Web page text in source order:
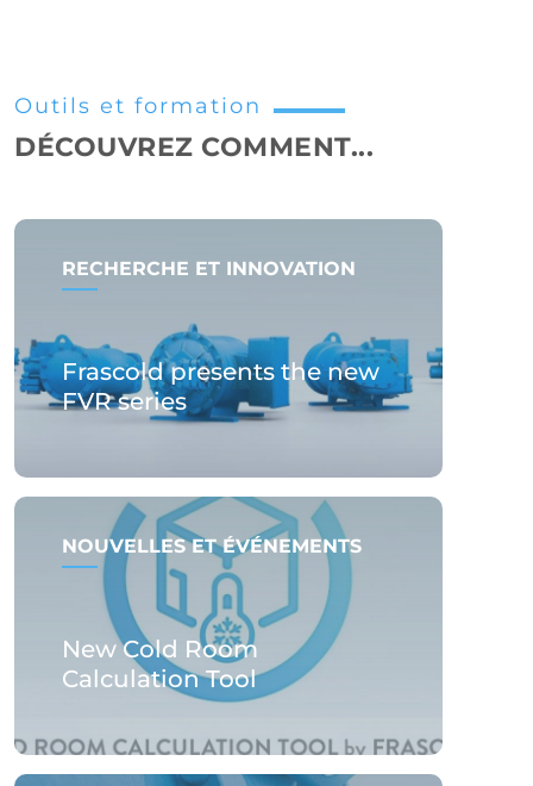
Outils et formation
DÉCOUVREZ COMMENT...
RECHERCHE ET INNOVATION
Frascold presents the new
FVR series
NOUVELLES ET ÉVÉNEMENTS
New Cold Room
Calculation Tool